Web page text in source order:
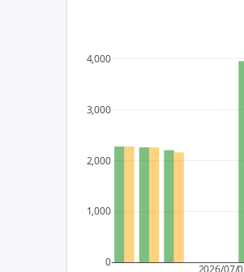
2026/07/
0
1,000
2,000
3,000
4,000